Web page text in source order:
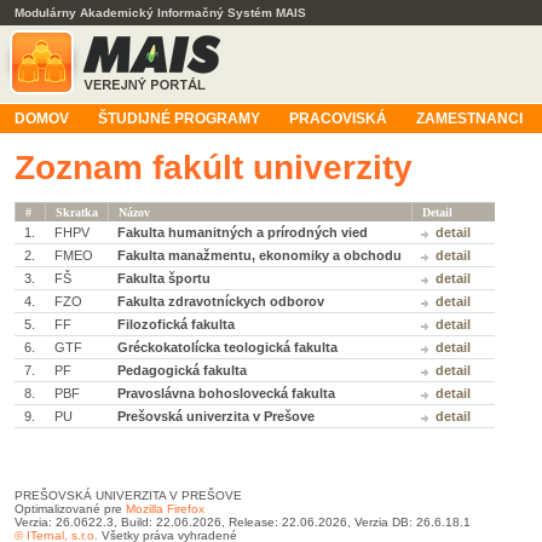
Modulárny Akademický Informačný Systém MAIS
DOMOV ŠTUDIJNÉ PROGRAMY PRACOVISKÁ ZAMESTNANCI
Zoznam fakúlt univerzity
# Skratka Názov Detail
1. FHPV Fakulta humanitných a prírodných vied
detail
2.
FMEO Fakulta manažmentu, ekonomiky a obchodu
detail
3.
FŠ Fakulta športu
detail
4.
FZO Fakulta zdravotníckych odborov
detail
5.
FF Filozofická fakulta
detail
6.
GTF Gréckokatolícka teologická fakulta
detail
7.
PF Pedagogická fakulta
detail
8.
PBF Pravoslávna bohoslovecká fakulta
detail
9.
PU Prešovská univerzita v Prešove detail
PREŠOVSKÁ UNIVERZITA V PREŠOVE
Optimalizované pre Mozilla Firefox
Verzia: 26.0622.3, Build: 22.06.2026, Release: 22.06.2026, Verzia DB: 26.6.18.1
© ITernal, s.r.o. Všetky práva vyhradené